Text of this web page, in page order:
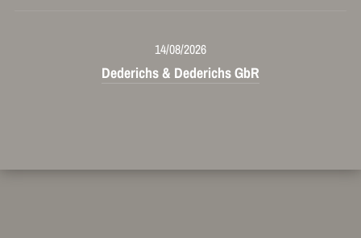
14/08/2026
Dederichs & Dederichs GbR